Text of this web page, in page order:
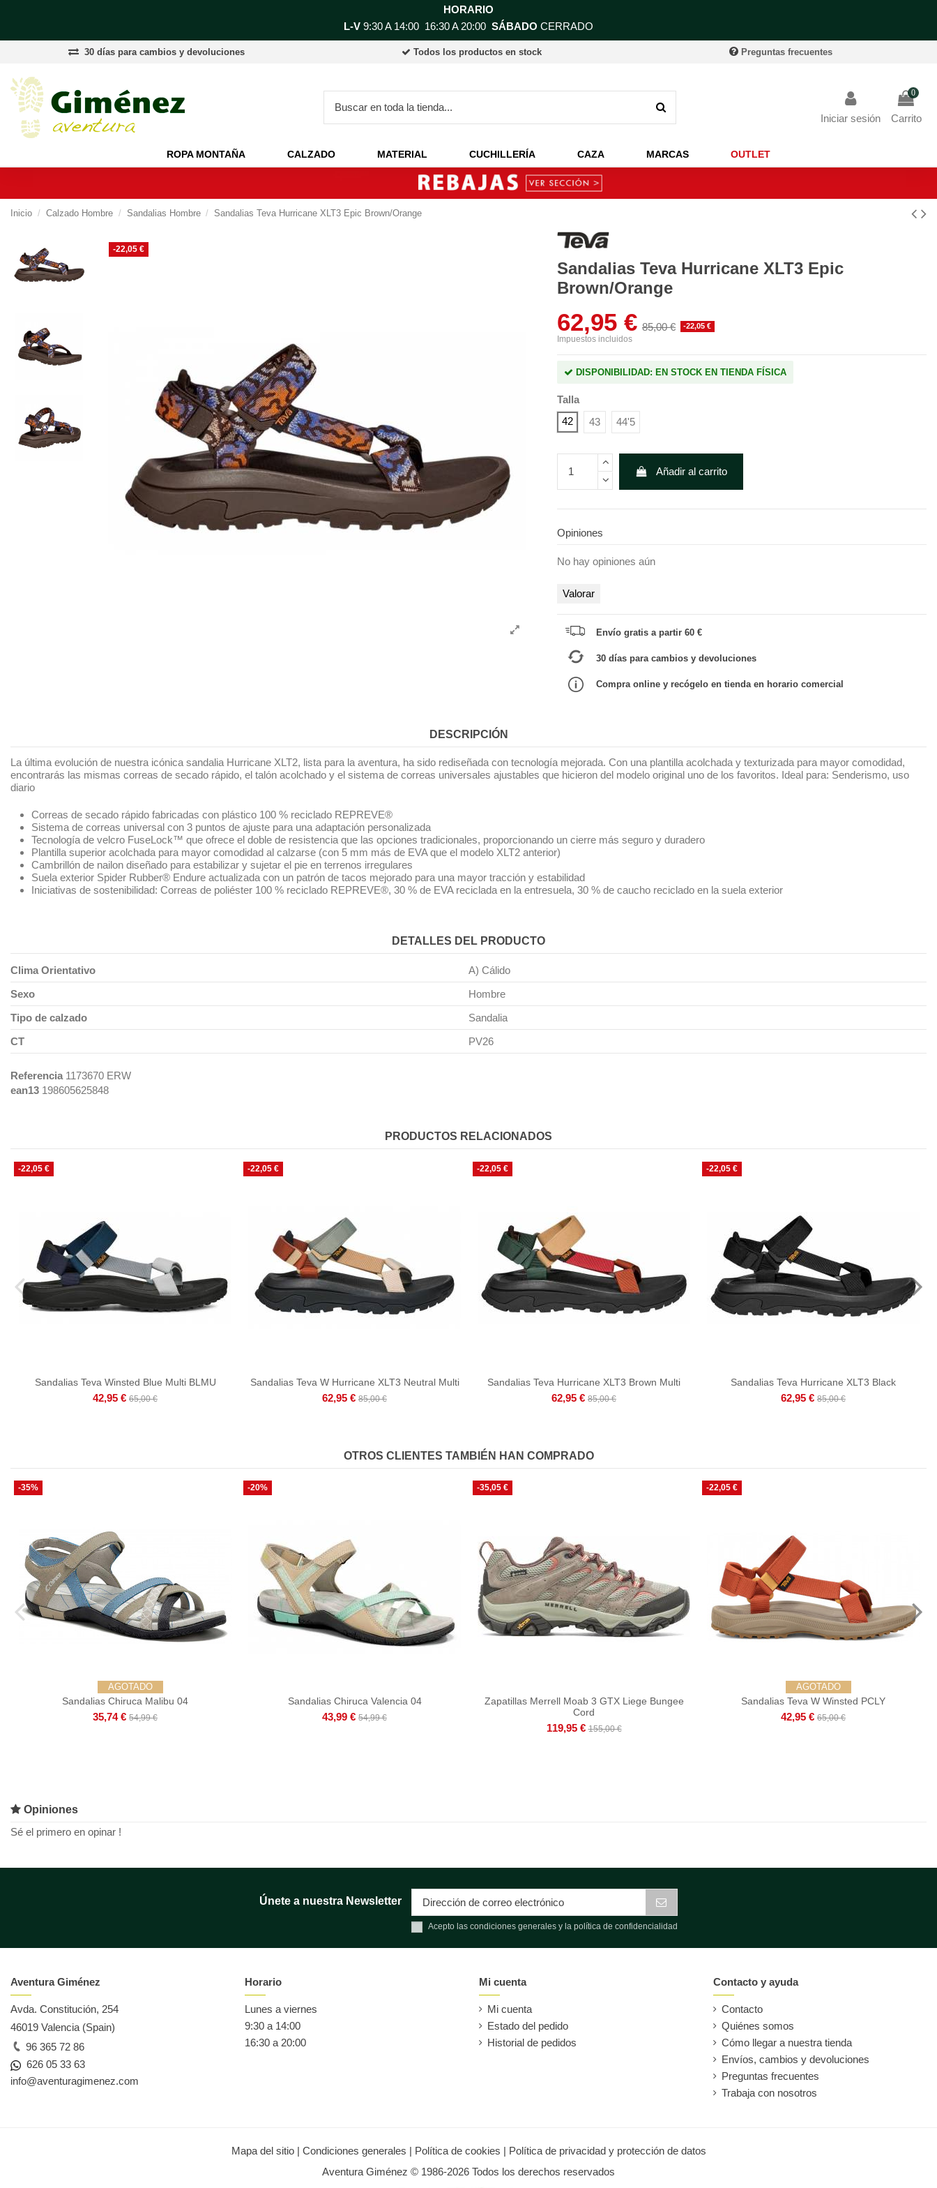
HORARIO
L-V 9:30 A 14:00 16:30 A 20:00 SÁBADO CERRADO
30 días para cambios y devoluciones Todos los productos en stock Preguntas frecuentes
Iniciar sesión
0
Carrito
ROPA MONTAÑA CALZADO MATERIAL CUCHILLERÍA CAZA MARCAS OUTLET
Inicio Calzado Hombre Sandalias Hombre Sandalias Teva Hurricane XLT3 Epic Brown/Orange
-22,05 €
Sandalias Teva Hurricane XLT3 Epic
Brown/Orange
62,95 € 85,00 € -22,05 €
Impuestos incluidos
DISPONIBILIDAD: EN STOCK EN TIENDA FÍSICA
Talla
42
43 44'5
Añadir al carrito
Opiniones
No hay opiniones aún
Valorar
Envío gratis a partir 60 €
30 días para cambios y devoluciones
Compra online y recógelo en tienda en horario comercial
DESCRIPCIÓN
La última evolución de nuestra icónica sandalia Hurricane XLT2, lista para la aventura, ha sido rediseñada con tecnología mejorada. Con una plantilla acolchada y texturizada para mayor comodidad,
encontrarás las mismas correas de secado rápido, el talón acolchado y el sistema de correas universales ajustables que hicieron del modelo original uno de los favoritos. Ideal para: Senderismo, uso
diario
Correas de secado rápido fabricadas con plástico 100 % reciclado REPREVE®
Sistema de correas universal con 3 puntos de ajuste para una adaptación personalizada
Tecnología de velcro FuseLock™ que ofrece el doble de resistencia que las opciones tradicionales, proporcionando un cierre más seguro y duradero
Plantilla superior acolchada para mayor comodidad al calzarse (con 5 mm más de EVA que el modelo XLT2 anterior)
Cambrillón de nailon diseñado para estabilizar y sujetar el pie en terrenos irregulares
Suela exterior Spider Rubber® Endure actualizada con un patrón de tacos mejorado para una mayor tracción y estabilidad
Iniciativas de sostenibilidad: Correas de poliéster 100 % reciclado REPREVE®, 30 % de EVA reciclada en la entresuela, 30 % de caucho reciclado en la suela exterior
DETALLES DEL PRODUCTO
Clima Orientativo
A) Cálido
Sexo
Hombre
Tipo de calzado
Sandalia
CT
PV26
Referencia 1173670 ERW
ean13 198605625848
PRODUCTOS RELACIONADOS
-22,05 €
Sandalias Teva Winsted Blue Multi BLMU
42,95 € 65,00 €
-22,05 €
Sandalias Teva W Hurricane XLT3 Neutral Multi
62,95 € 85,00 €
-22,05 €
Sandalias Teva Hurricane XLT3 Brown Multi
62,95 € 85,00 €
-22,05 €
Sandalias Teva Hurricane XLT3 Black
62,95 € 85,00 €
OTROS CLIENTES TAMBIÉN HAN COMPRADO
AGOTADO
-35%
Sandalias Chiruca Malibu 04
35,74 € 54,99 €
-20%
Sandalias Chiruca Valencia 04
43,99 € 54,99 €
-35,05 €
Zapatillas Merrell Moab 3 GTX Liege Bungee
Cord
119,95 € 155,00 €
AGOTADO
-22,05 €
Sandalias Teva W Winsted PCLY
42,95 € 65,00 €
Opiniones
Sé el primero en opinar !
Únete a nuestra Newsletter
Acepto las condiciones generales y la política de confidencialidad
Aventura Giménez
Avda. Constitución, 254
46019 Valencia (Spain)
96 365 72 86
626 05 33 63
info@aventuragimenez.com
Horario
Lunes a viernes
9:30 a 14:00
16:30 a 20:00
Mi cuenta
Mi cuenta
Estado del pedido
Historial de pedidos
Contacto y ayuda
Contacto
Quiénes somos
Cómo llegar a nuestra tienda
Envíos, cambios y devoluciones
Preguntas frecuentes
Trabaja con nosotros
Mapa del sitio | Condiciones generales | Política de cookies | Política de privacidad y protección de datos
Aventura Giménez © 1986-2026 Todos los derechos reservados